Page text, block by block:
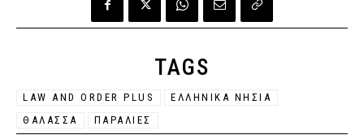
TAGS
LAW AND ORDER PLUS
ΕΛΛΗΝΙΚΑ ΝΗΣΙΑ
ΘΑΛΑΣΣΑ
ΠΑΡΑΛΙΕΣ